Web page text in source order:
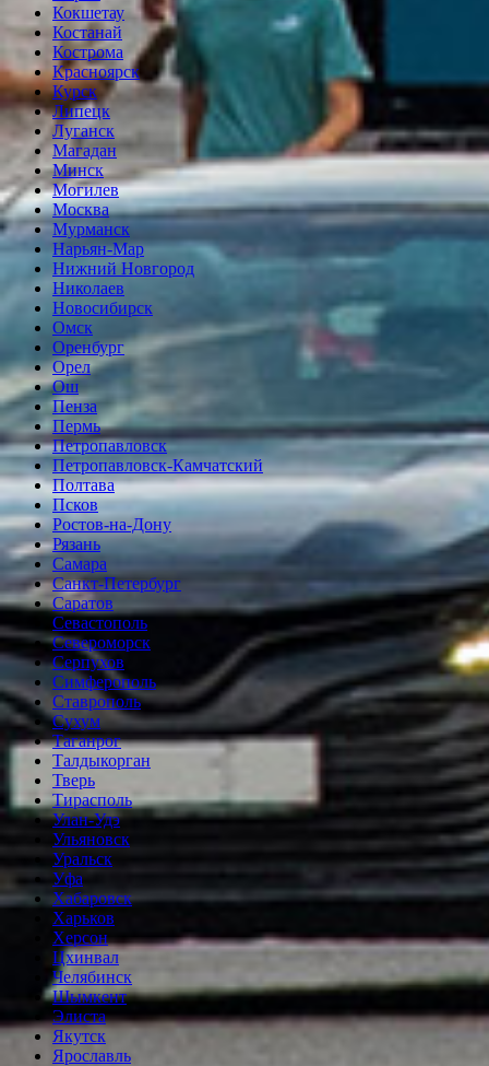
Кокшетау
Костанай
Кострома
Красноярск
Курск
Липецк
Луганск
Магадан
Минск
Могилев
Москва
Мурманск
Нарьян-Мар
Нижний Новгород
Николаев
Новосибирск
Омск
Оренбург
Орел
Ош
Пенза
Пермь
Петропавловск
Петропавловск-Камчатский
Полтава
Псков
Ростов-на-Дону
Рязань
Самара
Санкт-Петербург
Саратов
Севастополь
Североморск
Серпухов
Симферополь
Ставрополь
Сухум
Таганрог
Tалдыкорган
Тверь
Тирасполь
Улан-Удэ
Ульяновск
Уральск
Уфа
Хабаровск
Харьков
Херсон
Цхинвал
Челябинск
Шымкент
Элиста
Якутск
Ярославль